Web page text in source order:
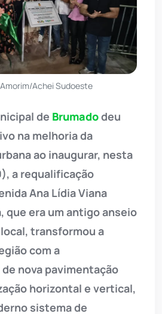
Achei Sudoeste
de Brumadodeu
na melhoria da
ao inaugurar, nesta
a requalificação
Ana Lídia Viana
que era um antigo anseio
transformou a
com a
nova pavimentação
horizontal e vertical,
sistema de